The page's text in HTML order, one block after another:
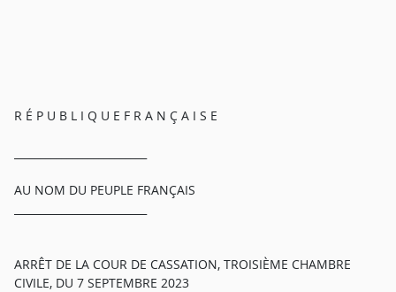
R É P U B L I Q U E F R A N Ç A I S E
AU NOM DU PEUPLE FRANÇAIS
ARRÊT DE LA COUR DE CASSATION, TROISIÈME CHAMBRE
CIVILE, DU 7 SEPTEMBRE 2023